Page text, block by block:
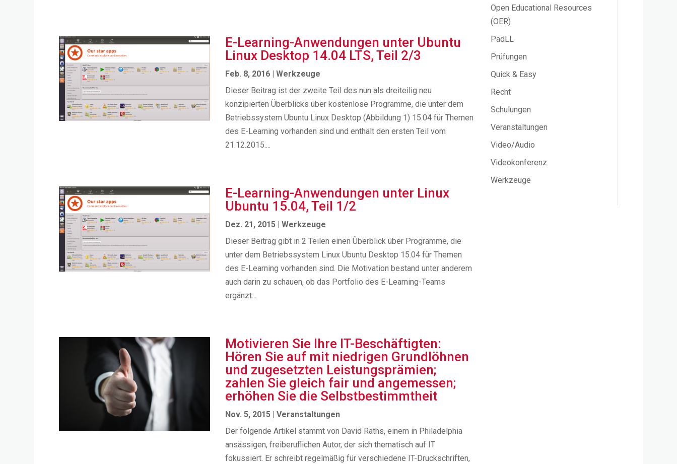
E-Learning-Anwendungen unter Ubuntu
Linux Desktop 14.04 LTS, Teil 2/3
Feb. 8, 2016 |Werkzeuge
Dieser Beitrag ist der zweite Teil des nun als dreiteilig neu
konzipierten Überblicks über kostenlose Programme, die unter dem
Betriebssystem Ubuntu Linux Desktop (Abbildung 1) 15.04 für Themen
des E-Learning vorhanden sind und enthält den ersten Teil vom
21.12.2015....
E-Learning-Anwendungen unter Linux
Ubuntu 15.04, Teil 1/2
Dez. 21, 2015 |Werkzeuge
Dieser Beitrag gibt in 2 Teilen einen Überblick über Programme, die
unter dem Betriebssystem Linux Ubuntu Desktop 15.04 für Themen
des E-Learning vorhanden sind. Die Motivation bestand unter anderem
auch darin zu schauen, ob das Portfolio des E-Learning-Teams
ergänzt...
Motivieren Sie Ihre IT-Beschäftigten:
Hören Sie auf mit niedrigen Grundlöhnen
und zugesetzten Leistungsprämien;
zahlen Sie gleich fair und angemessen;
erhöhen Sie die Selbstbestimmtheit
Nov. 5, 2015 |Veranstaltungen
Der folgende Artikel stammt von David Raths, einem in Philadelphia
ansässigen, freiberuflichen Autor, der sich thematisch auf IT
fokussiert. Er schreibt regelmäßig für verschiedene IT-Druckschriften,
Open Educational Resources
(OER)
PadLL
Prüfungen
Quick & Easy
Recht
Schulungen
Veranstaltungen
Video/Audio
Videokonferenz
Werkzeuge